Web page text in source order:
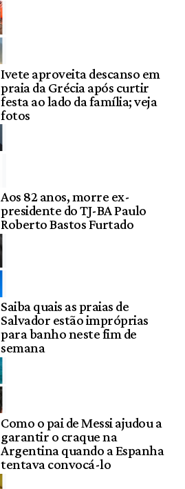
Ivete aproveita descanso em
praia da Grécia após curtir
festa ao lado da família; veja
fotos
Aos 82 anos, morre ex-
presidente do TJ-BA Paulo
Roberto Bastos Furtado
Saiba quais as praias de
Salvador estão impróprias
para banho neste fim de
semana
Como o pai de Messi ajudou a
garantir o craque na
Argentina quando a Espanha
tentava convocá-lo